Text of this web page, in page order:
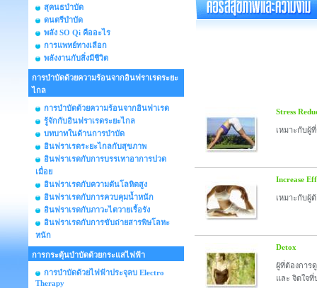
สุคนธบำบัด
ดนตรีบำบัด
พลัง SO Qi คืออะไร
การแพทย์ทางเลือก
พลังงานกับสิ่งมีชีวิต
การบำบัดด้วยความร้อนจากอินฟราเรดระยะ
ไกล
การบำบัดด้วยความร้อนจากอินฟาเรด
รู้จักกับอินฟราเรดระยะไกล
บทบาทในด้านการบำบัด
อินฟราเรดระยะไกลกับสุขภาพ
อินฟราเรดกับการบรรเทาอาการปวด
เมื่อย
อินฟราเรดกับความดันโลหิตสูง
อินฟราเรดกับการควบคุมน้ำหนัก
อินฟราเรดกับภาวะไตวายเรื้อรัง
อินฟราเรดกับการขับถ่ายสารพิษโลหะ
หนัก
การกระตุ้นบำบัดด้วยกระแสไฟฟ้า
การบำบัดด้วยไฟฟ้าประจุลบ Electro
Therapy
Stress
เหมาะกับผู้
Increase
เหมาะกับผู้
Detox
ผู้ที่ต้องการ
และ จิตใจที่